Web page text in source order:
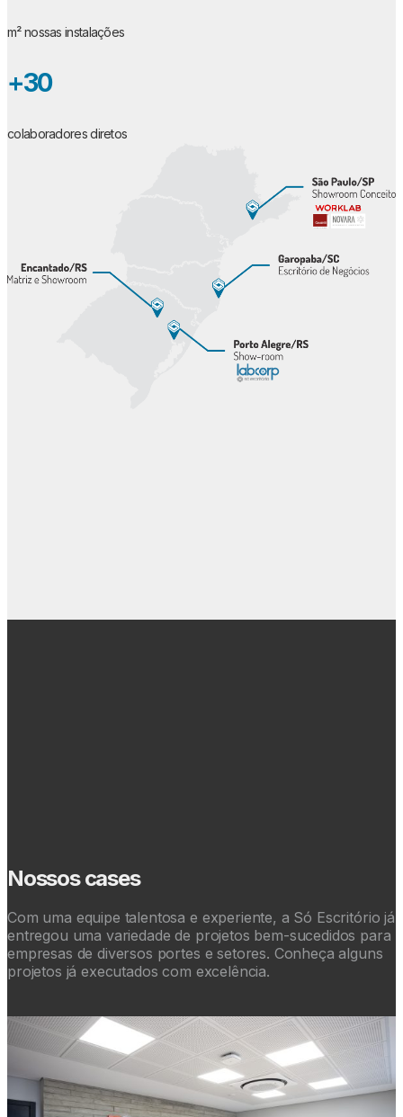
m² nossas instalações
+30
colaboradores diretos
Nossos cases
Com uma equipe talentosa e experiente, a Só Escritório já
entregou uma variedade de projetos bem-sucedidos para
empresas de diversos portes e setores. Conheça alguns
projetos já executados com excelência.